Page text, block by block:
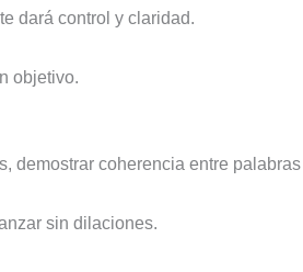
dará control y claridad.
objetivo.
demostrar coherencia entre
sin dilaciones.